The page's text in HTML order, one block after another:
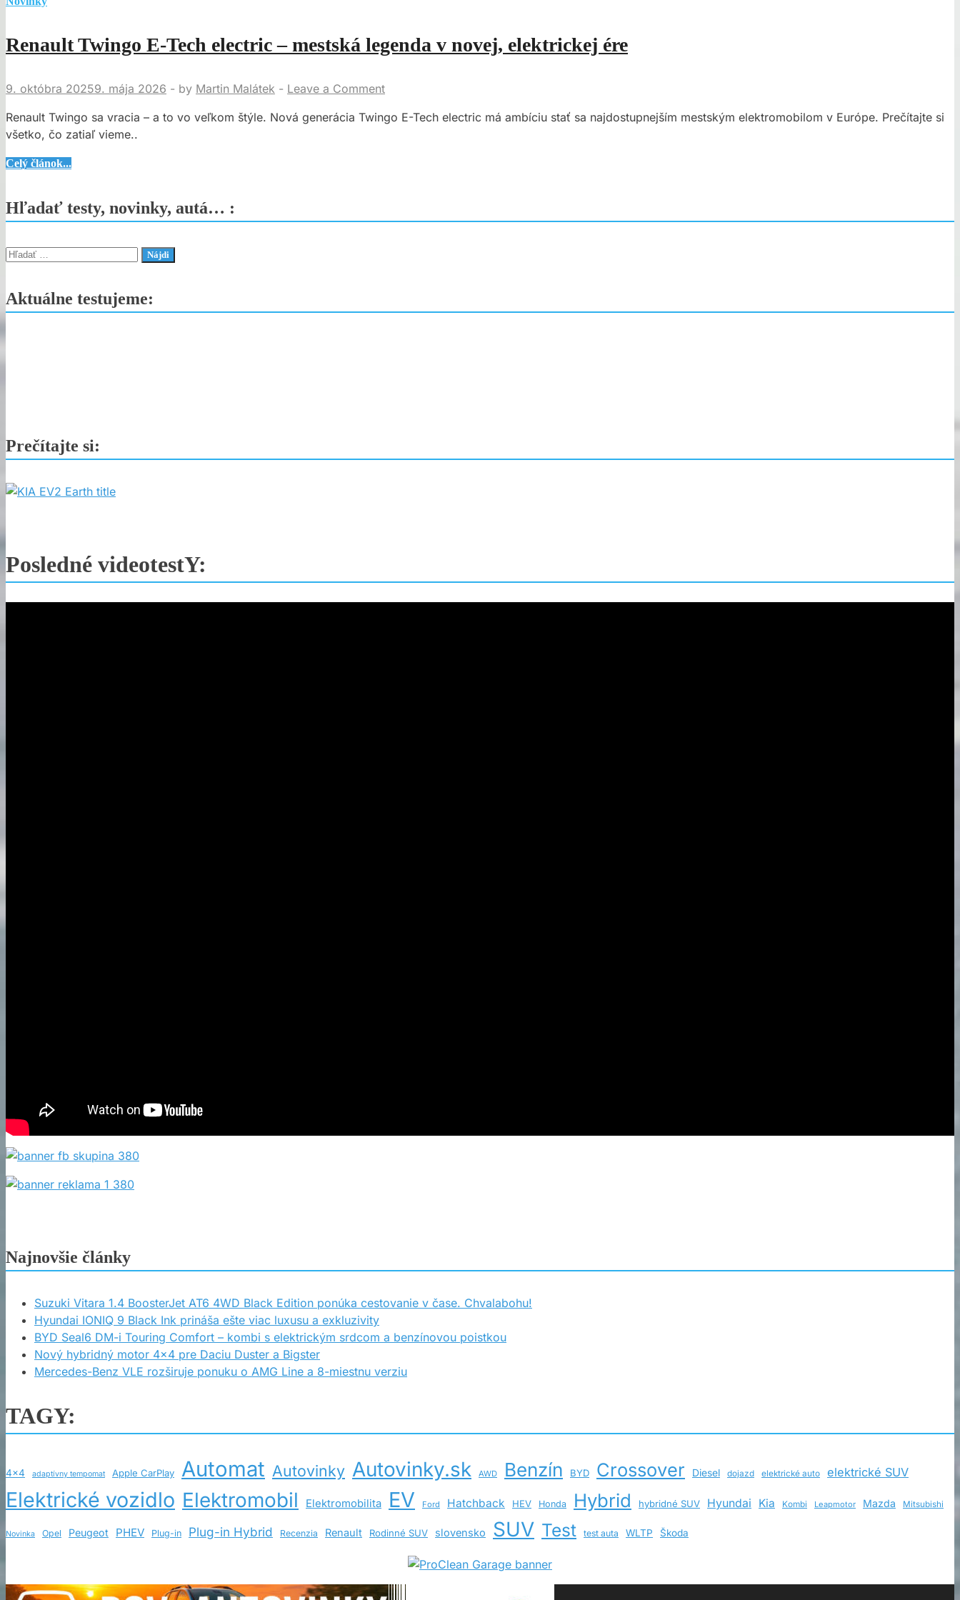
Renault Twingo E‑Tech electric – mestská legenda v novej, elektrickej ére
9. októbra 20259. mája 2026 - by Martin Malátek - Leave a Comment
Renault Twingo sa vracia – a to vo veľkom štýle. Nová generácia Twingo E-Tech electric má ambíciu stať sa najdostupnejším mestským elektromobilom v Európe. Prečítajte si
všetko, čo zatiaľ vieme..
Renault
electric
mestská
legenda
novej,
elektrickej
Celý článok...
Hľadať testy, novinky, autá… :
Hľadať:
Aktuálne testujeme:
Prečítajte si:
Posledné videotestY:
Najnovšie články
Suzuki Vitara 1.4 BoosterJet AT6 4WD Black Edition ponúka cestovanie v čase. Chvalabohu!
Hyundai IONIQ 9 Black Ink prináša ešte viac luxusu a exkluzivity
BYD Seal6 DM-i Touring Comfort – kombi s elektrickým srdcom a benzínovou poistkou
Nový hybridný motor 4×4 pre Daciu Duster a Bigster
Mercedes-Benz VLE rozširuje ponuku o AMG Line a 8-miestnu verziu
TAGY:
4x4 adaptívny tempomat Apple CarPlay Automat Autovinky Autovinky.sk AWD Benzín BYD Crossover Diesel dojazd elektrické auto elektrické SUV
Elektrické vozidlo Elektromobil Elektromobilita EV Ford Hatchback HEV Honda Hybrid hybridné SUV Hyundai Kia Kombi Leapmotor Mazda Mitsubishi
Novinka Opel Peugeot PHEV Plug-in Plug-in Hybrid Recenzia Renault Rodinné SUV slovensko SUV Test test auta WLTP Škoda